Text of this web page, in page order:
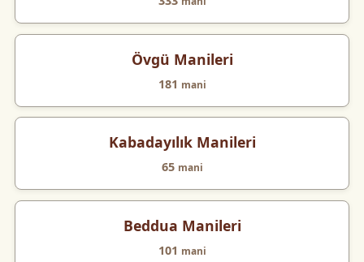
Övgü Manileri
181 mani
Kabadayılık Manileri
65 mani
Beddua Manileri
101 mani